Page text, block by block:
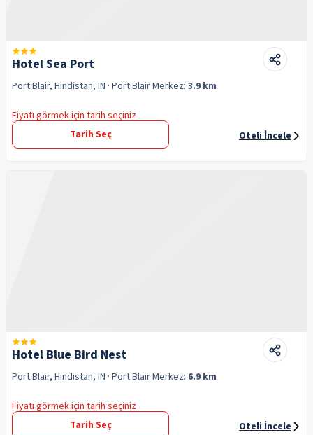
Hotel Sea Port
Port Blair, Hindistan, IN · Port BlairMerkez: 3.9 km
Fiyatı görmek için tarih seçiniz
Tarih Seç
Oteli İncele
Hotel Blue Bird Nest
Port Blair, Hindistan, IN · Port BlairMerkez: 6.9 km
Fiyatı görmek için tarih seçiniz
Tarih Seç
Oteli İncele